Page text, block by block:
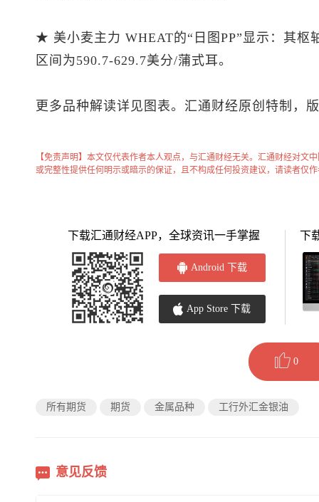
★ 美小麦主力 WHEAT的“日图PP”显示：其枢
区间为590.7-629.7美分/蒲式耳。
更多品种解读详见图表。汇通财经原创特制，
【免责声明】本文仅代表作者本人观点，与汇通财经无关。汇通财经对文
或完整性提供任何明示或暗示的保证，且不构成任何投资建议，请读者仅
下载汇通财经APP，全球资讯一手掌握
Android 下载
App Store 下载
下
0
所有期货 期货 金属品种 工行外汇金银油
意见反馈